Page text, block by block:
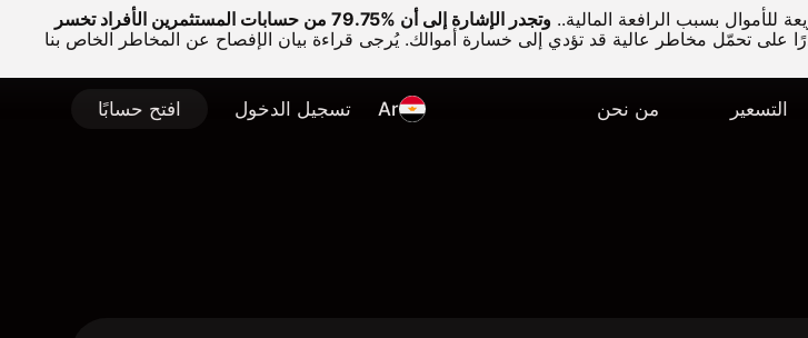
بسبب الرافعة المالية..
وتجدر الإشارة إلى أن %79.75 من حسابات المستثمرين الأفراد تخسر
على تحمّل مخاطر عالية قد تؤدي إلى خسارة أموالك. يُرجى قراءة بيان الإفصاح عن المخاطر الخاص بنا
التسعير من نحن Ar تسجيل الدخول افتح حسابًا